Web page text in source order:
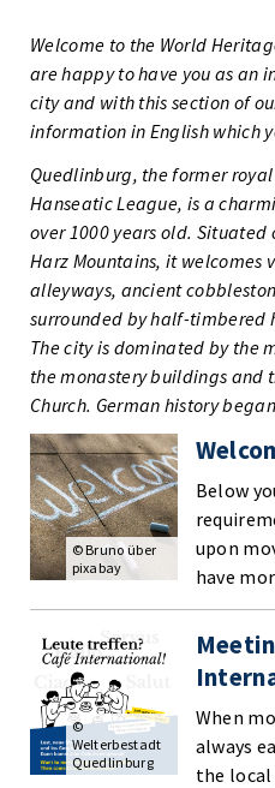
Welcome to the World
are happy to have you as an
city and with this section of
information in English which
Quedlinburg, the former
Hanseatic League, is a
over 1000 years old.
Harz Mountains, it welcomes
alleyways, ancient
surrounded by half-timbered
The city is dominated by the
the monastery buildings and
Church. German history
Below
upon
have
© Bruno über
pixabay
When
always
the local
©
Welterbestadt
Quedlinburg